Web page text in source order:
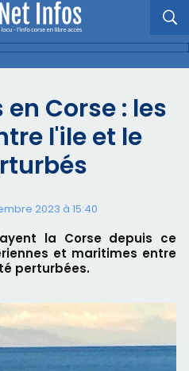
Corse : les
l'ile et le
2023 à 15:40
la Corse depuis ce
et maritimes entre
perturbées.